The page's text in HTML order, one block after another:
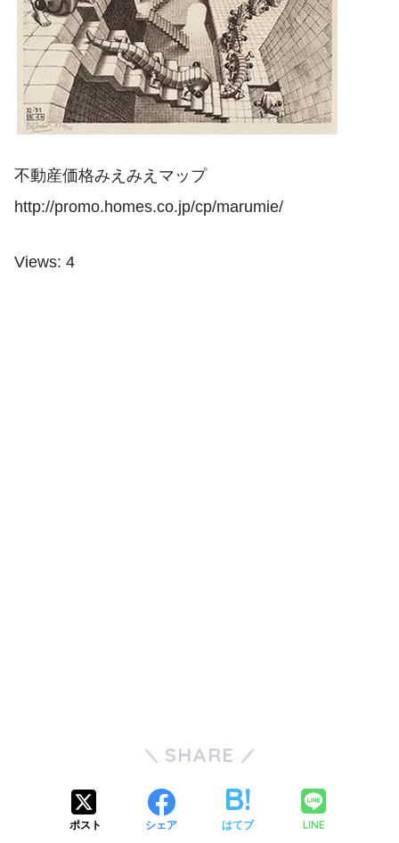
不動産価格みえみえマップ
http://promo.homes.co.jp/cp/marumie/
Views: 4
SHARE
ポスト シェア はてブ LINE